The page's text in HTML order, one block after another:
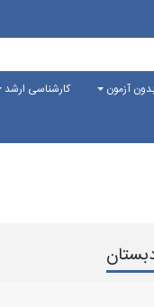
آزمون کارشناسی ارشد